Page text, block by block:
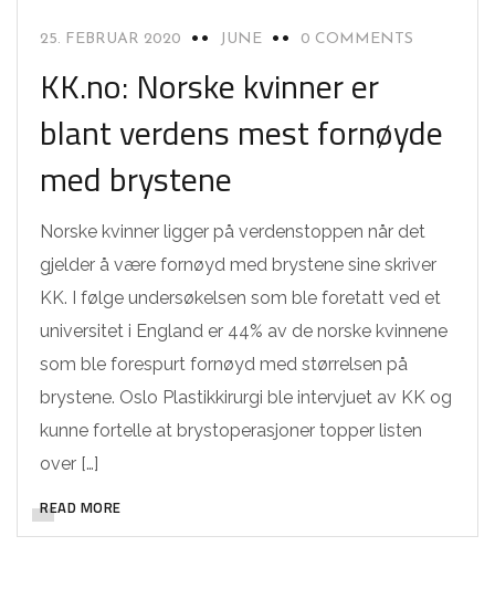
25. FEBRUAR 2020 JUNE 0 COMMENTS
KK.no: Norske kvinner er
blant verdens mest fornøyde
med brystene
Norske kvinner ligger på verdenstoppen når det
gjelder å være fornøyd med brystene sine skriver
KK. I følge undersøkelsen som ble foretatt ved et
universitet i England er 44% av de norske kvinnene
som ble forespurt fornøyd med størrelsen på
brystene. Oslo Plastikkirurgi ble intervjuet av KK og
kunne fortelle at brystoperasjoner topper listen
over […]
READ MORE